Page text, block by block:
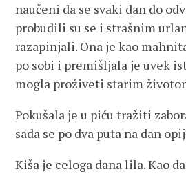
naučeni da se svaki dan do
probudili su se i strašnim
razapinjali. Ona je kao
po sobi i premišljala je uvek
mogla proživeti starim
Pokušala je u piću tražiti
sada se po dva puta na dan
Kiša je celoga dana lila. Kao